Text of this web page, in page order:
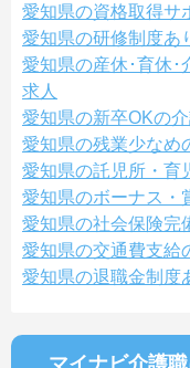
愛知県の資格取得サ
愛知県の研修制度あ
愛知県の産休･育休･
求人
愛知県の新卒OKの
愛知県の残業少なめ
愛知県の託児所・育
愛知県のボーナス・
愛知県の社会保険完
愛知県の交通費支給
愛知県の退職金制度
マイナビ介護